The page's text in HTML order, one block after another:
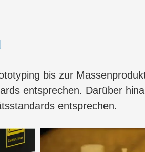
bis zur
entsprechen. Darüber
entsprechen.